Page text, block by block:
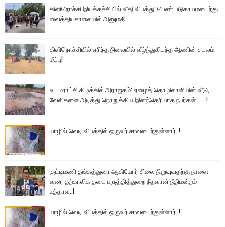
கிளிநொச்சி இயக்கச்சியில் வீதி விபத்து: பெண் படுகாயமடைந்து
வைத்தியசாலையில் அனுமதி
கிளிநொச்சியில் எரிந்த நிலையில் வீழ்ந்துகிடந்த ஆணின் சடலம்
மீட்பு!
வடமராட்சி கிழக்கில் அராஜகம்: ஏழைத் தொழிலாளியின் வீடு,
வேலிகளை அடித்து நொறுக்கிய இனந்தெரியாத நபர்கள்.......!
யாழில் வெடி விபத்தில் ஒருவர் சாவடைந்துள்ளார்..!
குட்டிமணி தங்கத்துரை ஆகியோர் சிலை நிறுவுவதற்கு நாளை
வரை தற்காலிக தடை பருத்தித்துறை நீதவான் நீதிமன்றம்
உத்தரவு..!
யாழில் வெடி விபத்தில் ஒருவர் சாவடைந்துள்ளார்..!